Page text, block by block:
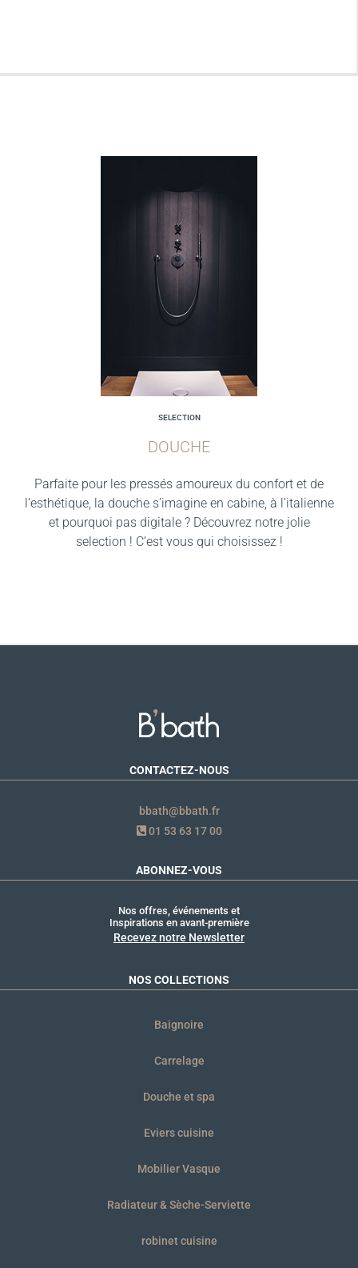
SELECTION
DOUCHE
Parfaite pour les pressés amoureux du confort et de
l’esthétique, la douche s’imagine en cabine, à l’italienne
et pourquoi pas digitale ? Découvrez notre jolie
selection ! C’est vous qui choisissez !
CONTACTEZ-NOUS
bbath@bbath.fr
01 53 63 17 00
ABONNEZ-VOUS
Nos offres, événements et
Inspirations en avant-première
Recevez notre Newsletter
NOS COLLECTIONS
Baignoire
Carrelage
Douche et spa
Eviers cuisine
Mobilier Vasque
Radiateur & Sèche-Serviette
robinet cuisine